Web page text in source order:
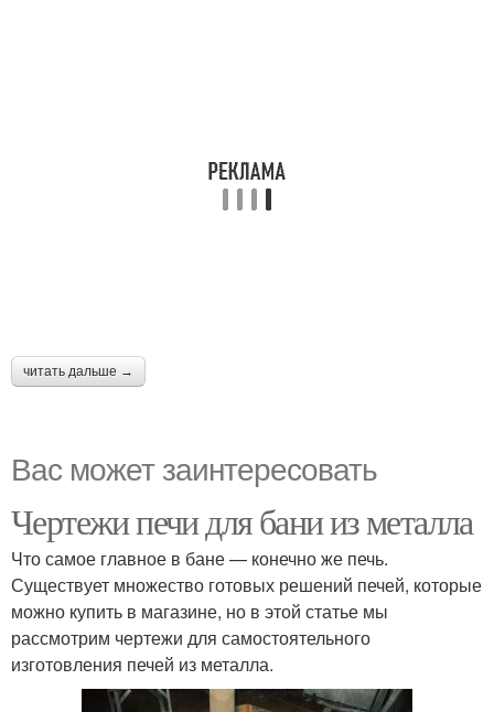
читать дальше →
Вас может заинтересовать
Чертежи печи для бани из металла
Что самое главное в бане — конечно же печь.
Существует множество готовых решений печей, которые
можно купить в магазине, но в этой статье мы
рассмотрим чертежи для самостоятельного
изготовления печей из металла.